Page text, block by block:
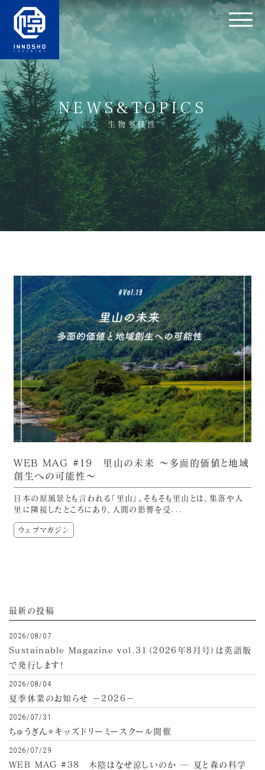
NEWS&TOPICS
生物多様性
WEB MAG #19 里山の未来 〜多面的価値と地域
創生への可能性〜
日本の原風景とも言われる「里山」。そもそも里山とは、集落や人
里に隣接したところにあり、人間の影響を受...
ウェブマガジン
最新の投稿
2026/08/07
Sustainable Magazine vol.31（2026年8月号）は英語版
で発行します！
2026/08/04
夏季休業のお知らせ −2026−
2026/07/31
ちゅうぎん⭐キッズドリーミースクール開催
2026/07/29
WEB MAG #38 木陰はなぜ涼しいのか ─ 夏と森の科学